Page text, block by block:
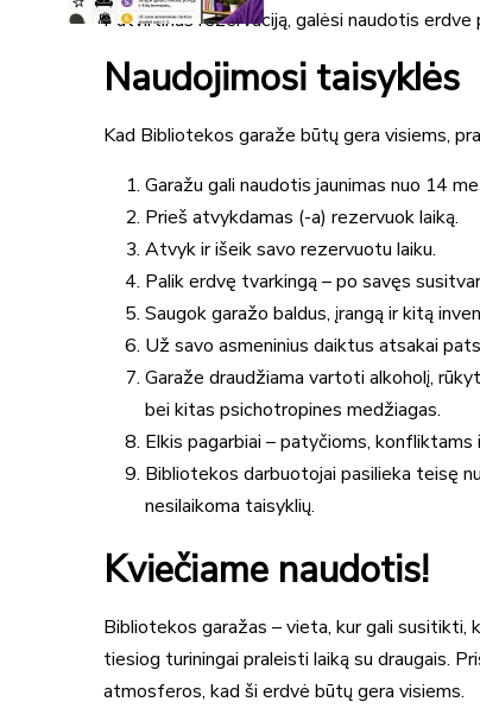
Patvirtinus rezervaciją, galėsi naudotis erdve
Naudojimosi taisyklės
Kad Bibliotekos garaže būtų gera visiems,
Garažu gali naudotis jaunimas nuo 14
Prieš atvykdamas (-a) rezervuok laiką.
Atvyk ir išeik savo rezervuotu laiku.
Palik erdvę tvarkingą – po savęs
Saugok garažo baldus, įrangą ir kitą
Už savo asmeninius daiktus atsakai
Garaže draudžiama vartoti alkoholį,
bei kitas psichotropines medžiagas.
Elkis pagarbiai – patyčioms,
Bibliotekos darbuotojai pasilieka teisę
nesilaikoma taisyklių.
Kviečiame naudotis!
Bibliotekos garažas – vieta, kur gali susitikti,
tiesiog turiningai praleisti laiką su draugais.
atmosferos, kad ši erdvė būtų gera visiems.